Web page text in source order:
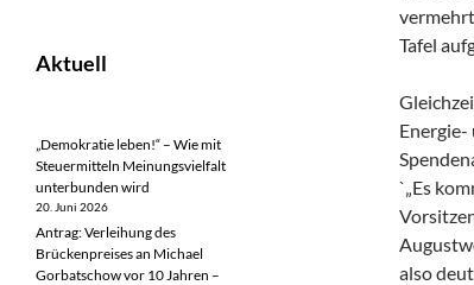
Tafel
Energie-
`„Es
also
Aktuell
„Demokratie leben!“ – Wie mit
Steuermitteln Meinungsvielfalt
unterbunden wird
20. Juni 2026
Antrag: Verleihung des
Brückenpreises an Michael
Gorbatschow vor 10 Jahren –